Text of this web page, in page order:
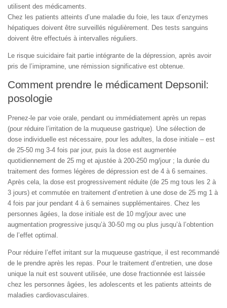
utilisent des médicaments.
Chez les patients atteints d’une maladie du foie, les taux d’enzymes
hépatiques doivent être surveillés régulièrement. Des tests sanguins
doivent être effectués à intervalles réguliers.
Le risque suicidaire fait partie intégrante de la dépression, après avoir
pris de l’imipramine, une rémission significative est obtenue.
Comment prendre le médicament Depsonil:
posologie
Prenez-le par voie orale, pendant ou immédiatement après un repas
(pour réduire l’irritation de la muqueuse gastrique). Une sélection de
dose individuelle est nécessaire, pour les adultes, la dose initiale – est
de 25-50 mg 3-4 fois par jour, puis la dose est augmentée
quotidiennement de 25 mg et ajustée à 200-250 mg/jour ; la durée du
traitement des formes légères de dépression est de 4 à 6 semaines.
Après cela, la dose est progressivement réduite (de 25 mg tous les 2 à
3 jours) et commutée en traitement d’entretien à une dose de 25 mg 1 à
4 fois par jour pendant 4 à 6 semaines supplémentaires. Chez les
personnes âgées, la dose initiale est de 10 mg/jour avec une
augmentation progressive jusqu’à 30-50 mg ou plus jusqu’à l’obtention
de l’effet optimal.
Pour réduire l’effet irritant sur la muqueuse gastrique, il est recommandé
de le prendre après les repas. Pour le traitement d’entretien, une dose
unique la nuit est souvent utilisée, une dose fractionnée est laissée
chez les personnes âgées, les adolescents et les patients atteints de
maladies cardiovasculaires.